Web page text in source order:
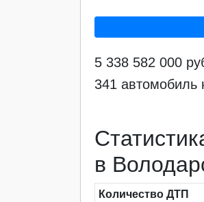
5 338 582 000
341 автомобиль
в
Количество ДТП